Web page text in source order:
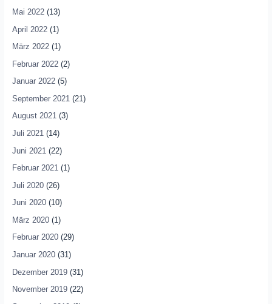
Mai 2022(13)
April 2022(1)
März 2022(1)
Februar 2022(2)
Januar 2022(5)
September 2021 (21)
August 2021(3)
Juli 2021(14)
Juni 2021 (22)
Februar 2021(1)
Juli 2020(26)
Juni 2020(10)
März 2020(1)
Februar 2020(29)
Januar 2020(31)
Dezember 2019(31)
November 2019(22)